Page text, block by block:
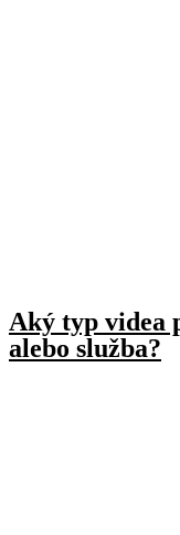
Aký typ videa
alebo služba?